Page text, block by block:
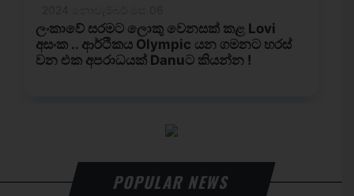
POPULAR NEWS